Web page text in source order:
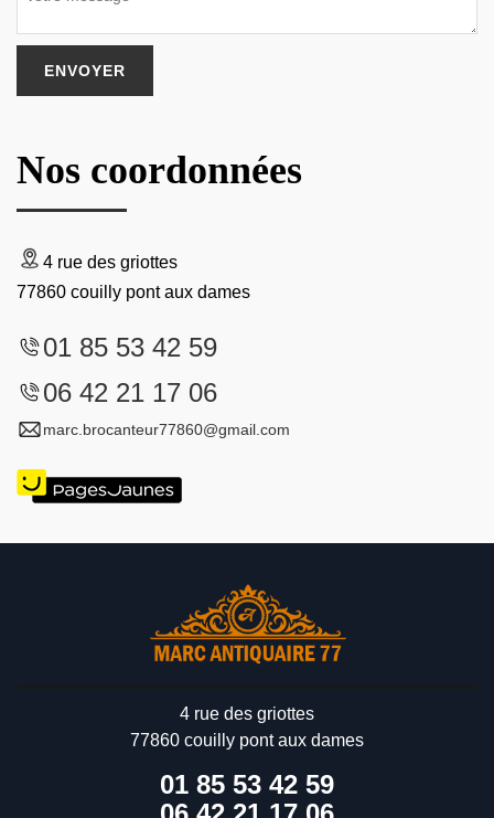
Nos coordonnées
4 rue des griottes
77860 couilly pont aux dames
01 85 53 42 59
06 42 21 17 06
marc.brocanteur77860@gmail.com
4 rue des griottes
77860 couilly pont aux dames
01 85 53 42 59